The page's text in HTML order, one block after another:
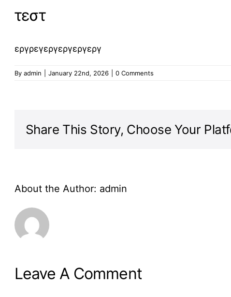
τεστ
εργρεγεργεργεργεργ
By admin January 22nd, 2026 0 Comments
Share This Story, Choose Your
About the Author: admin
Leave A Comment